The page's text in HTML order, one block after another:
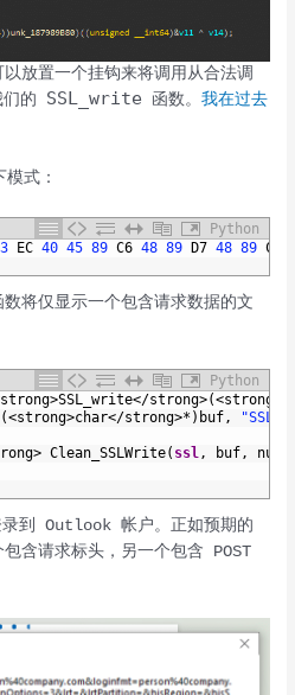
放置一个挂钩来将调用从合法调
们的 SSL_write 函数。我在过去
式：
Python
EC 40 45 89 C6 48 89 D7 48 89 CB
将仅显示一个包含请求数据的文
Python
strong>SSL_write</strong>(<strong
(<strong>char</strong>* ) buf,
> Clean_SSLWrite( ssl, buf, num
到 Outlook 帐户。正如预期的
含请求标头，另一个包含 POST